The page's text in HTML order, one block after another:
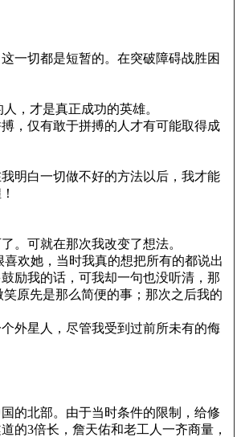
一切都是短暂的。在突破障碍战胜困
，才是真正成功的英雄。
，仅有敢于拼搏的人才有可能取得成
明白一切做不好的方法以后，我才能
可就在那次我改变了想法。
欢她，当时我真的想把所有的都说出
励我的话，可我却一句也没听清，那
原先是那么简便的事；那次之后我的
外星人，尽管我受到过前所未有的侮
的北部。由于当时条件的限制，给修
的3倍长，詹天佑和老工人一齐商量，